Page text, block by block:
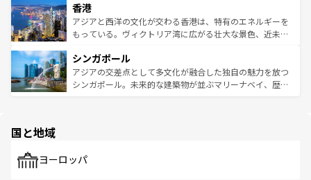
とつ。フォーやバインミー、ベトナムコーヒーなどは、ぜ
ひ現地で味わいたい。どの地域を訪れてもあたたかい人々
が旅行者を迎えてくれるので、きっと忘れられない旅にな
参照してほしい。
の活気が交差している。北部ではチェンマイなどの山岳地
帯で自然と触れ合い、南部ではプーケットやクラビの美し
いビーチでリゾート気分を楽しむことができる。タイ料理
激する。気候は一年中温暖で、どの季節にも異なる楽しみ
が待っている。親しみやすいタイの人々、仏教を中心とし
た文化、そして多様な観光資源が、訪れる旅人を魅了し続
香港
アジアと西洋の文化が交わる香港は、特有のエネルギーを
もっている。ヴィクトリア湾に広がる壮大な景色、近未来
み、どこを訪れても感動するはず。観光スポットが密集し
ており、効率よく見どころを回れるのも魅力。息をのむよ
うな絶景から文化的な体験まで、香港を存分に楽しみ尽く
シンガポール
アジアの交差点として多文化が融合した独自の魅力を放つ
シンガポール。未来的な建築物が並ぶマリーナベイ、歴史
で、ホーカーズは地元の風情を楽しめる外せないスポット
国と地域
ヨーロッパ